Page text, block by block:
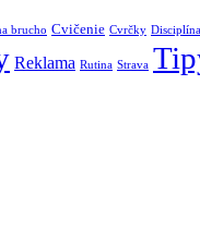
brucho Cvičenie Cvrčky Disciplína
Reklama Rutina Strava